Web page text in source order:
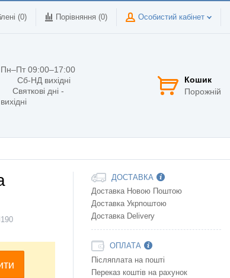
(0) Порівняння (0) Особистий кабінет
Пн–Пт 09:00–17:00
Сб-НД вихідні
Святкові дні -
вихідні
Кошик
Порожній
ДОСТАВКА
Доставка Новою Поштою
Доставка Укрпоштою
Доставка Delivery
ОПЛАТА
Післяплата на пошті
Переказ коштів на рахунок